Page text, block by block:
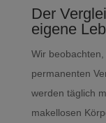
Der
eigene
Wir
permanenten
werden täglich
makellosen